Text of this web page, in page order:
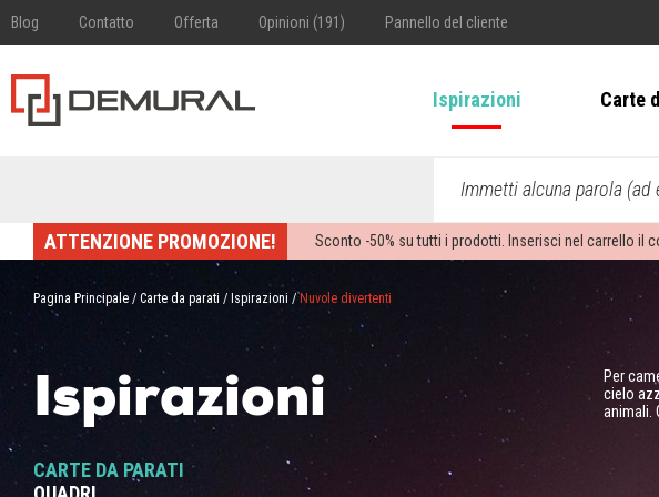
Blog Contatto Offerta Opinioni (191) Pannello del cliente
Ispirazioni Carte
Immetti alcuna parola (ad
ATTENZIONE PROMOZIONE! Sconto -50% su tutti i prodotti. Inserisci nel carrello il
Pagina Principale / Carte da parati / Ispirazioni /Nuvole divertenti
Ispirazioni
CARTE DA PARATI
Per
cielo
animali.